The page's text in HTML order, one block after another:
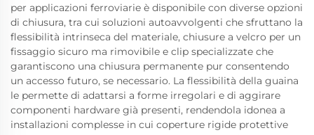
per applicazioni ferroviarie è disponibile con diverse opzioni
di chiusura, tra cui soluzioni autoavvolgenti che sfruttano la
flessibilità intrinseca del materiale, chiusure a velcro per un
fissaggio sicuro ma rimovibile e clip specializzate che
garantiscono una chiusura permanente pur consentendo
un accesso futuro, se necessario. La flessibilità della guaina
le permette di adattarsi a forme irregolari e di aggirare
componenti hardware già presenti, rendendola idonea a
installazioni complesse in cui coperture rigide protettive